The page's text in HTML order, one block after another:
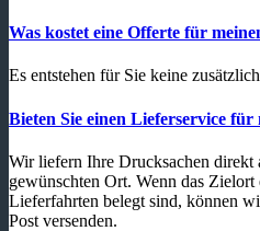
Was kostet eine Offerte für
Es entstehen für Sie keine
Bieten Sie einen Lieferservice für
Wir liefern Ihre Drucksachen direkt
gewünschten Ort. Wenn das
Lieferfahrten belegt sind, können
Post versenden.